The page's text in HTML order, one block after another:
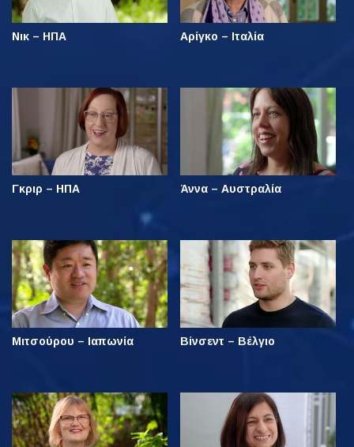
Νικ – ΗΠΑ Αρίγκο – Ιταλία
Γκριρ – ΗΠΑ Άννα – Αυστραλία
Μιτσούρου – Ιαπωνία Βίνσεντ – Βέλγιο